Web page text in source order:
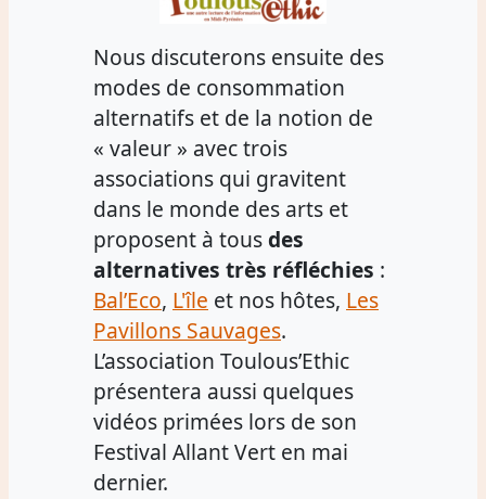
Nous discuterons ensuite des
modes de consommation
alternatifs et de la notion de
« valeur » avec trois
associations qui gravitent
dans le monde des arts et
proposent à tousdes
alternatives très réfléchies :
Bal’Eco, L'île et nos hôtes, Les
Pavillons Sauvages.
L’association Toulous’Ethic
présentera aussi quelques
vidéos primées lors de son
Festival Allant Vert en mai
dernier.